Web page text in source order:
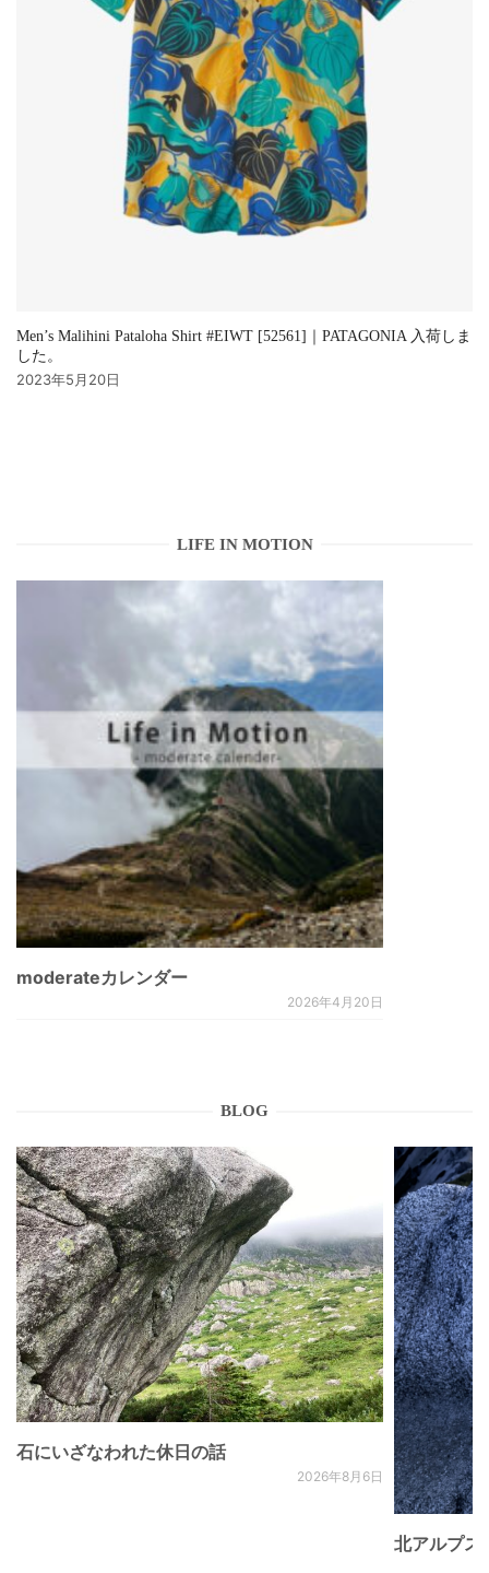
Men’s Malihini Pataloha Shirt #EIWT [52561]｜PATAGONIA 入荷しま
した。
2023年5月20日
LIFE IN MOTION
moderateカレンダー
2026年4月20日
BLOG
石にいざなわれた休日の話
2026年8月6日
北アルプ